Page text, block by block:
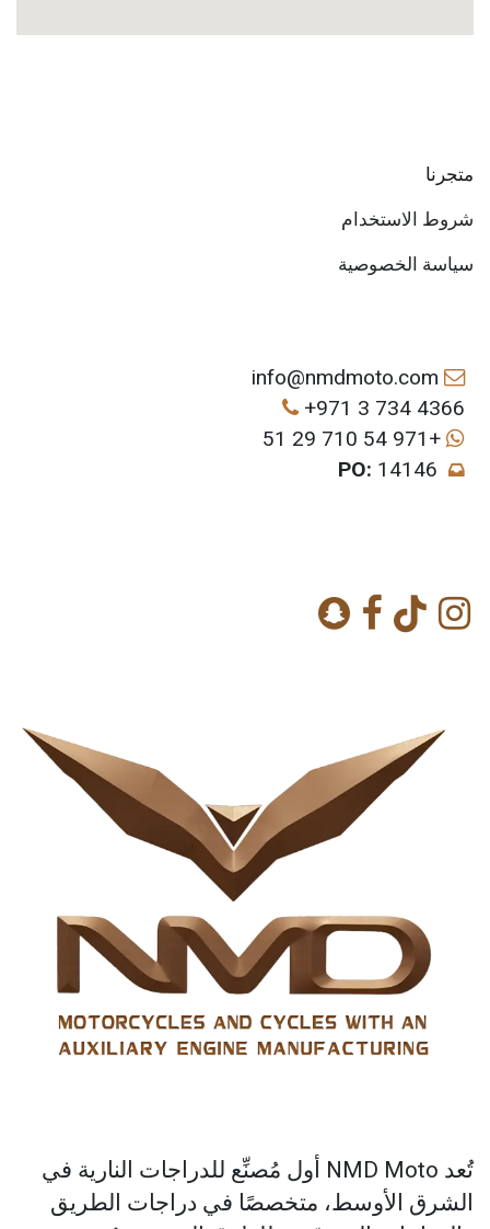
متجرنا
شروط الاستخدام
سياسة الخصوصية
+971 3 734 4366
+971 54 710 29 51
PO: 14146
تُعد NMD Moto أول مُصنِّع للدراجات النارية في
الشرق الأوسط، متخصصًا في دراجات الطريق